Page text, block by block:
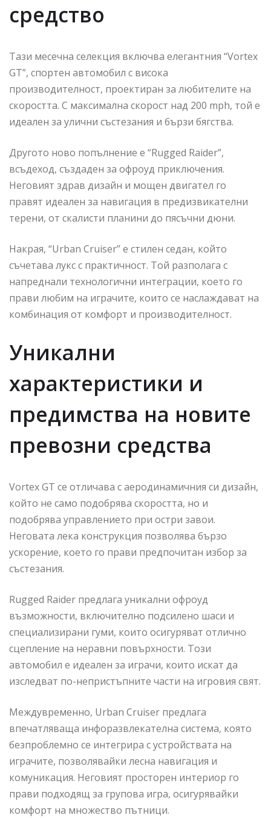
средство
Тази месечна селекция включва елегантния “Vortex
GT”, спортен автомобил с висока
производителност, проектиран за любителите на
скоростта. С максимална скорост над 200 mph, той е
идеален за улични състезания и бързи бягства.
Другото ново попълнение е “Rugged Raider”,
всъдеход, създаден за офроуд приключения.
Неговият здрав дизайн и мощен двигател го
правят идеален за навигация в предизвикателни
терени, от скалисти планини до пясъчни дюни.
Накрая, “Urban Cruiser” е стилен седан, който
съчетава лукс с практичност. Той разполага с
напреднали технологични интеграции, което го
прави любим на играчите, които се наслаждават на
комбинация от комфорт и производителност.
Уникални
характеристики и
предимства на новите
превозни средства
Vortex GT се отличава с аеродинамичния си дизайн,
който не само подобрява скоростта, но и
подобрява управлението при остри завои.
Неговата лека конструкция позволява бързо
ускорение, което го прави предпочитан избор за
състезания.
Rugged Raider предлага уникални офроуд
възможности, включително подсилено шаси и
специализирани гуми, които осигуряват отлично
сцепление на неравни повърхности. Този
автомобил е идеален за играчи, които искат да
изследват по-непристъпните части на игровия свят.
Междувременно, Urban Cruiser предлага
впечатляваща инфоразвлекателна система, която
безпроблемно се интегрира с устройствата на
играчите, позволявайки лесна навигация и
комуникация. Неговият просторен интериор го
прави подходящ за групова игра, осигурявайки
комфорт на множество пътници.